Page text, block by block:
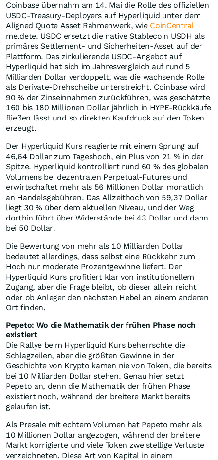
Coinbase übernahm am 14. Mai die Rolle des offiziellen
USDC-Treasury-Deployers auf Hyperliquid unter dem
Aligned Quote Asset Rahmenwerk, wie CoinCentral
meldete. USDC ersetzt die native Stablecoin USDH als
primäres Settlement- und Sicherheiten-Asset auf der
Plattform. Das zirkulierende USDC-Angebot auf
Hyperliquid hat sich im Jahresvergleich auf rund 5
Milliarden Dollar verdoppelt, was die wachsende Rolle
als Derivate-Drehscheibe unterstreicht. Coinbase wird
90 % der Zinseinnahmen zurückführen, was geschätzte
160 bis 180 Millionen Dollar jährlich in HYPE-Rückkäufe
fließen lässt und so direkten Kaufdruck auf den Token
erzeugt.
Der Hyperliquid Kurs reagierte mit einem Sprung auf
46,64 Dollar zum Tageshoch, ein Plus von 21 % in der
Spitze. Hyperliquid kontrolliert rund 60 % des globalen
Volumens bei dezentralen Perpetual-Futures und
erwirtschaftet mehr als 56 Millionen Dollar monatlich
an Handelsgebühren. Das Allzeithoch von 59,37 Dollar
liegt 30 % über dem aktuellen Niveau, und der Weg
dorthin führt über Widerstände bei 43 Dollar und dann
bei 50 Dollar.
Die Bewertung von mehr als 10 Milliarden Dollar
bedeutet allerdings, dass selbst eine Rückkehr zum
Hoch nur moderate Prozentgewinne liefert. Der
Hyperliquid Kurs profitiert klar von institutionellem
Zugang, aber die Frage bleibt, ob dieser allein reicht
oder ob Anleger den nächsten Hebel an einem anderen
Ort finden.
Pepeto: Wo die Mathematik der frühen Phase noch
existiert
Die Rallye beim Hyperliquid Kurs beherrschte die
Schlagzeilen, aber die größten Gewinne in der
Geschichte von Krypto kamen nie von Token, die bereits
bei 10 Milliarden Dollar stehen. Genau hier setzt
Pepeto an, denn die Mathematik der frühen Phase
existiert noch, während der breitere Markt bereits
gelaufen ist.
Als Presale mit echtem Volumen hat Pepeto mehr als
10 Millionen Dollar angezogen, während der breitere
Markt korrigierte und viele Token zweistellige Verluste
verzeichneten. Diese Art von Kapital in einem